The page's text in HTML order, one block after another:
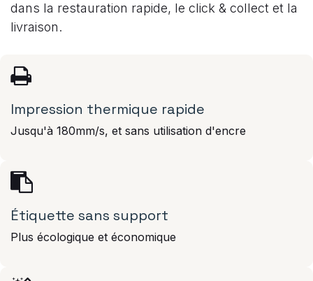
dans la restauration rapide, le click & collect et la
livraison.
Impression thermique rapide
Jusqu'à 180mm/s, et sans utilisation d'encre
Étiquette sans support
Plus écologique et économique